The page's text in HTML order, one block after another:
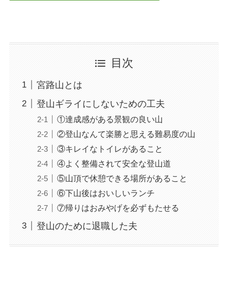
目次
宮路山とは
登山ギライにしないための工夫
①達成感がある景観の良い山
②登山なんて楽勝と思える難易度の山
③キレイなトイレがあること
④よく整備されて安全な登山道
⑤山頂で休憩できる場所があること
⑥下山後はおいしいランチ
⑦帰りはおみやげを必ずもたせる
登山のために退職した夫